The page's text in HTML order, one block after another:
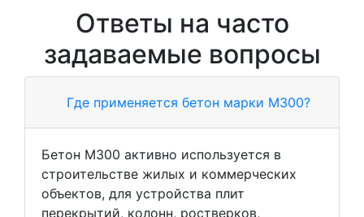
Ответы на часто
задаваемые вопросы
Где применяется бетон марки М300?
Бетон М300 активно используется в
строительстве жилых и коммерческих
объектов, для устройства плит
перекрытий, колонн, ростверков,